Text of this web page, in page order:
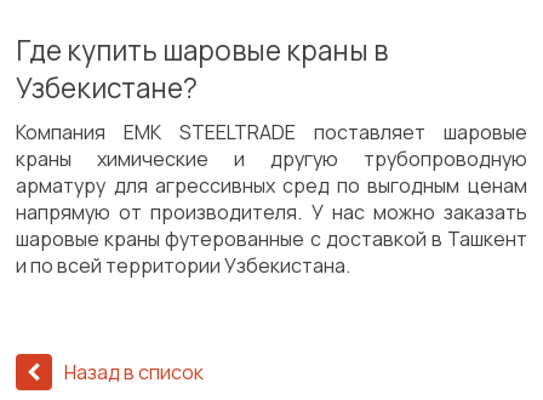
Где купить шаровые краны в
Узбекистане?
Компания EMK STEELTRADE поставляет шаровые
краны химические и другую трубопроводную
арматуру для агрессивных сред по выгодным ценам
напрямую от производителя. У нас можно заказать
шаровые краны футерованные с доставкой в Ташкент
и по всей территории Узбекистана.
Назад в список